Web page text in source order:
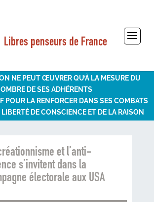
Libres penseurs de France
NE PEUT ŒUVRER QU’À LA MESURE DU
DE SES ADHÉRENTS
POUR LA RENFORCER DANS SES COMBATS
LIBERTÉ DE CONSCIENCE ET DE LA RAISON
et l’anti-
s’invitent dans la
électorale aux USA